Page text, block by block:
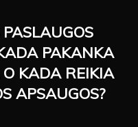
PAKANKA
O KADA REIKIA
APSAUGOS?